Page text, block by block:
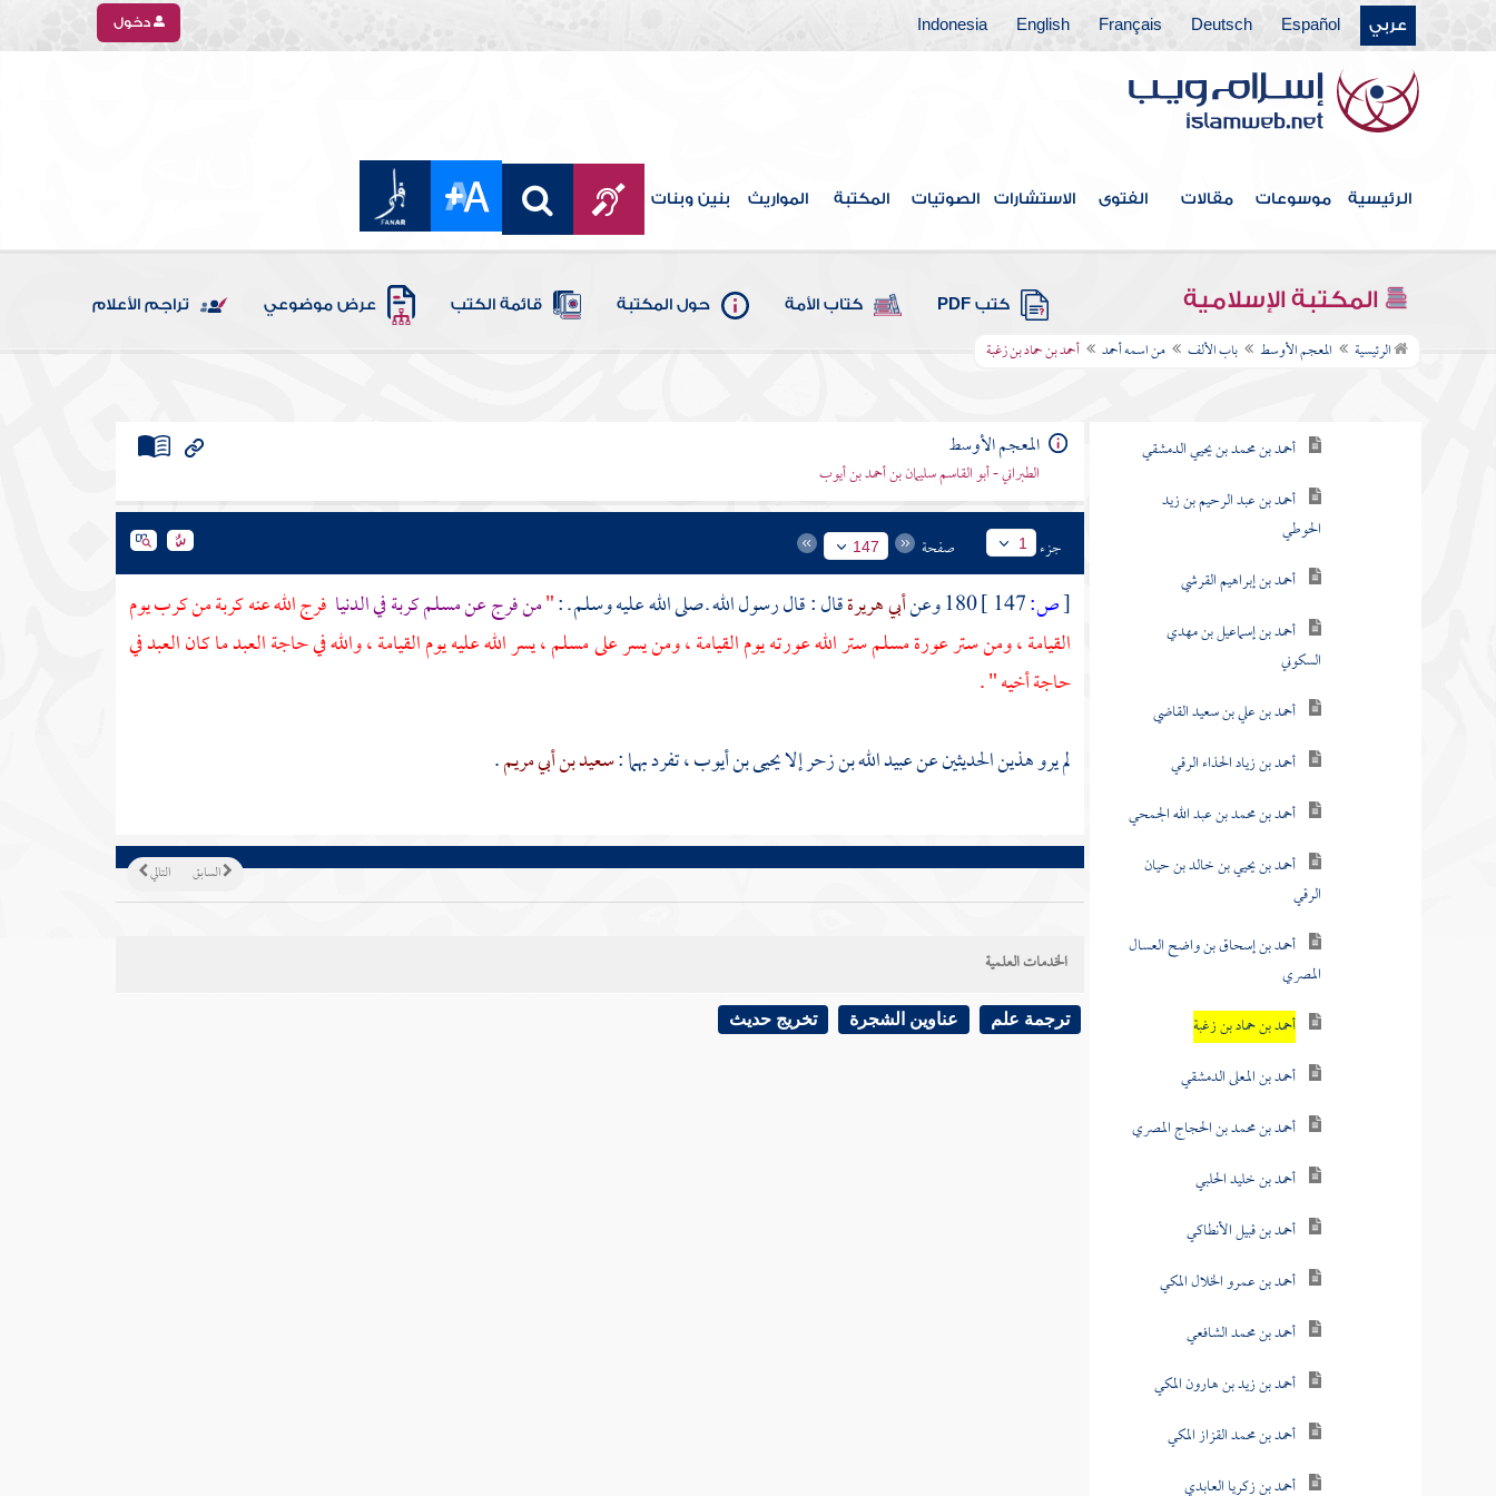
عربي Español
Deutsch
Français
English
Indonesia دخول
الرئيسية موسوعات مقالات الفتوى الاستشارات الصوتيات المكتبة المواريث بنين وبنات
المكتبة الإسلامية كتب PDF كتاب الأمة حول المكتبة قائمة الكتب عرض موضوعي تراجم الأعلام
الرئيسية المعجم الأوسط باب الألف من اسمه أحمد أحمد بن حماد بن زغبة
فهرس الكتاب
باب الألف
من اسمه أحمد
أحمد بن محمد بن يحيي الدمشقي
أحمد بن عبد الرحيم بن زيد
الحوطي
أحمد بن إبراهيم القرشي
أحمد بن إسماعيل بن مهدي
السكوني
أحمد بن علي بن سعيد القاضي
أحمد بن زياد الحذاء الرقي
أحمد بن محمد بن عبد الله الجمحي
أحمد بن يحيي بن خالد بن حيان
الرقي
أحمد بن إسحاق بن واضح العسال
المصري
أحمد بن حماد بن زغبة
أحمد بن المعلى الدمشقي
أحمد بن محمد بن الحجاج المصري
أحمد بن خليد الحلبي
أحمد بن قبيل الأنطاكي
أحمد بن عمرو الخلال المكي
أحمد بن محمد الشافعي
أحمد بن زيد بن هارون المكي
أحمد بن محمد القزاز المكي
أحمد بن زكريا العابدي
المعجم الأوسط
الطبراني - أبو القاسم سليمان بن أحمد بن أيوب
جزء 1 صفحة 147
[ص: 180 وعن أبي هريرةقال : قال رسول الله ـ صلى الله عليه وسلم ـ :"من فرج عن مسلم كربة في الدنيا فرج الله عنه كربة من كرب يوم
القيامة ، ومن ستر عورة مسلم ستر الله عورته يوم القيامة ، ومن يسر على مسلم ، يسر الله عليه يوم القيامة ، والله في حاجة العبد ما كان العبد في
حاجة أخيه " .
لم يرو هذين الحديثين عنعبيد الله بن زحرإلايحيى بن أيوب ،تفرد بهما :سعيد بن أبي مريم.
التالي السابق
الخدمات العلمية
ترجمة علم عناوين الشجرة تخريج حديث